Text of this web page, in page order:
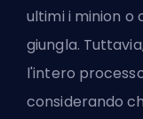
ultimi i minion
giungla.
l'intero
considerando